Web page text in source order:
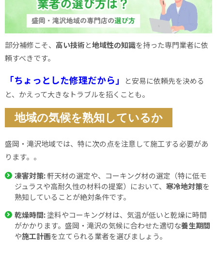
部分補修こそ、 高い技術と地域性の知識を持った専門業者に依
頼すべきです。
「ちょっとした修理だから」
と安易に依頼先を決める
と、かえって大きなトラブルを招くことも。
地域の気候を熟知しているか
盛岡・滝沢地域では、特に次の点を注意して施工する必要があ
ります。。
凍害対策:軒天材の選定や、コーキング材の選定（特に低モ
ジュラスや高耐久性の材料の提案）において、 寒冷地対策を
熟知していることが絶対条件です。
乾燥時間:塗料やコーキング材は、気温が低いと乾燥に時間
がかかります。盛岡・滝沢の気候に合わせた適切な養生期間
や施工計画を立てられる業者を選びましょう。